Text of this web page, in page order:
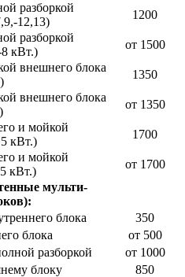
разборкой
12,13)
1200
разборкой
кВт.)
от 1500
внешнего блока
1350
внешнего блока
от 1350
и мойкой
кВт.)
1700
и мойкой
кВт.)
от 1700
мульти-
блока
350
блока
от 500
разборкой
от 1000
блоку
850